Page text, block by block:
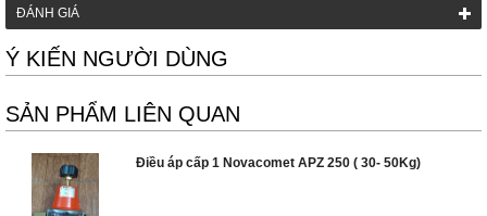
ĐÁNH GIÁ
Ý KIẾN NGƯỜI DÙNG
SẢN PHẨM LIÊN QUAN
Điều áp cấp 1 Novacomet APZ 250 ( 30- 50Kg)